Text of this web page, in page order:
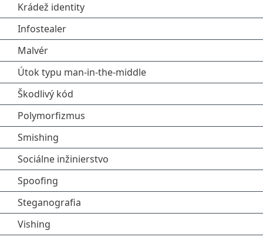
Krádež identity
Infostealer
Malvér
Útok typu man‑in‑the‑middle
Škodlivý kód
Polymorfizmus
Smishing
Sociálne inžinierstvo
Spoofing
Steganografia
Vishing